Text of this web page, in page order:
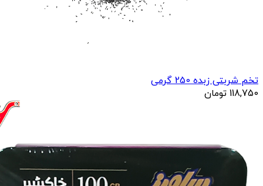
تخم شربتی زبده 250 گرمی
118,750 تومان